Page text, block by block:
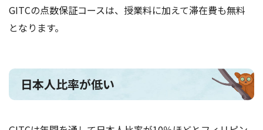
GITCの点数保証コースは、授業料に加えて滞在費も無料
となります。
日本人比率が低い